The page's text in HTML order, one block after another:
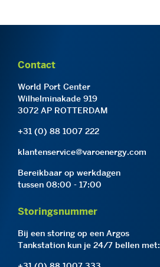
Contact
World Port Center
Wilhelminakade 919
3072 AP ROTTERDAM
+31 (0) 88 1007 222
klantenservice@varoenergy.com
Bereikbaar op werkdagen
tussen 08:00 - 17:00
Storingsnummer
Bij een storing op een Argos
Tankstation kun je 24/7 bellen met: